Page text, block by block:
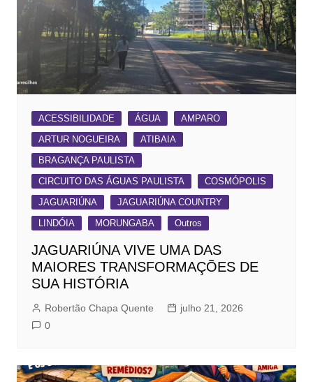
ACESSIBILIDADE ÁGUA
AMPARO
ARTUR NOGUEIRA
ATIBAIA
BRAGANÇA PAULISTA
CIRCUITO DAS ÁGUAS PAULISTA
COSMÓPOLIS
JAGUARIÚNA
JAGUARIÚNA COUNTRY
LINDÓIA
MORUNGABA Outros
JAGUARIÚNA VIVE UMA DAS
MAIORES TRANSFORMAÇÕES DE
SUA HISTÓRIA
Robertão Chapa Quente
julho 21, 2026
0